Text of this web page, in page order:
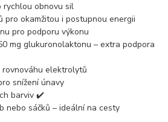
rychlou obnovu sil
pro okamžitou i postupnou energii
pro podporu výkonu
mg glukuronolaktonu – extra podpora
rovnováhu elektrolytů
snížení únavy
barviv ✔️
nebo sáčků – ideální na cesty